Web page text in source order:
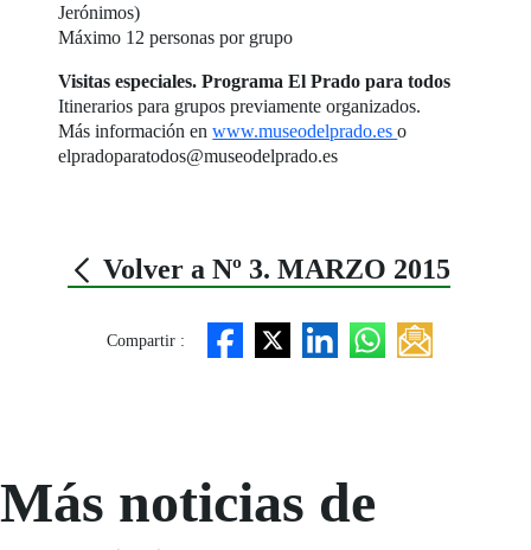
Jerónimos)
Máximo 12 personas por grupo
Visitas especiales. Programa El Prado para todos
Itinerarios para grupos previamente organizados.
Más información enwww.museodelprado.eso
elpradoparatodos@museodelprado.es
Volver a Nº 3. MARZO 2015
Compartir :
Más noticias de